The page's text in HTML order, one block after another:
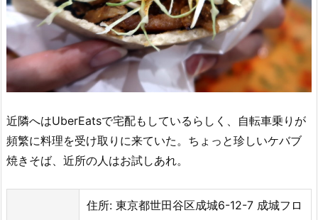
近隣へはUberEatsで宅配もしているらしく、自転車乗りが
頻繁に料理を受け取りに来ていた。ちょっと珍しいケバブ
焼きそば、近所の人はお試しあれ。
住所: 東京都世田谷区成城6-12-7 成城フロ